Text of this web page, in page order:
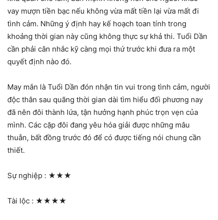
vay mượn tiền bạc nếu không vừa mất tiền lại vừa mất đi
tình cảm. Những ý định hay kế hoạch toan tính trong
khoảng thời gian này cũng không thực sự khả thi. Tuổi Dần
cần phải cân nhắc kỹ càng mọi thứ trước khi đưa ra một
quyết định nào đó.
May mắn là Tuổi Dần đón nhận tin vui trong tình cảm, người
độc thân sau quãng thời gian dài tìm hiểu đối phương nay
đã nên đôi thành lứa, tận hưởng hạnh phúc trọn vẹn của
mình. Các cặp đôi đang yêu hóa giải được những mâu
thuẫn, bất đồng trước đó để có được tiếng nói chung cần
thiết.
Sự nghiệp : ★★★
Tài lộc : ★★★★